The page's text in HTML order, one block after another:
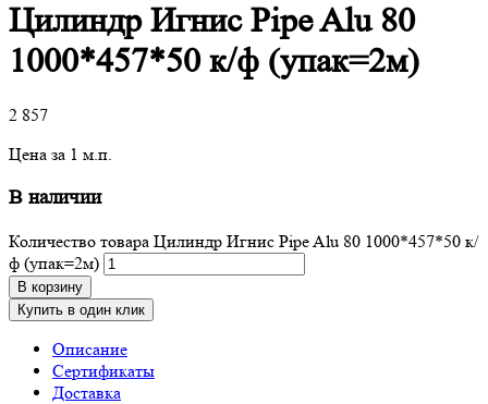
Цилиндр Игнис Pipe Alu 80
1000*457*50 к/ф (упак=2м)
2 857
Цена за 1 м.п.
В наличии
Количество товара Цилиндр Игнис Pipe Alu 80 1000*457*50 к/
ф (упак=2м)
В корзину
Купить в один клик
Описание
Сертификаты
Доставка